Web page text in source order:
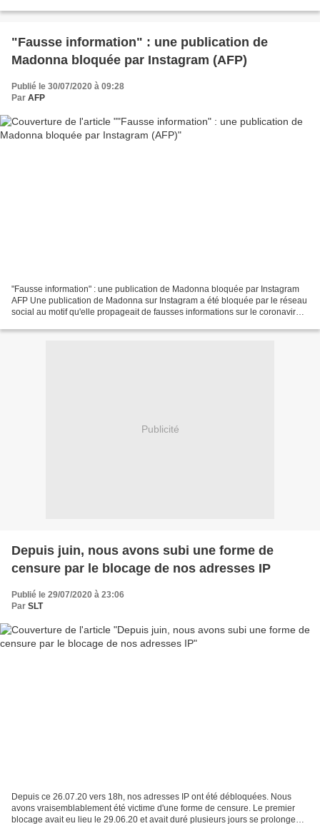
"Fausse information" : une publication de
Madonna bloquée par Instagram (AFP)
Publié le 30/07/2020 à 09:28
Par AFP
"Fausse information" : une publication de Madonna bloquée par Instagram
AFP Une publication de Madonna sur Instagram a été bloquée par le réseau
social au motif qu'elle propageait de fausses informations sur le coronavirus,
Publicité
Depuis juin, nous avons subi une forme de
censure par le blocage de nos adresses IP
Publié le 29/07/2020 à 23:06
Par SLT
Depuis ce 26.07.20 vers 18h, nos adresses IP ont été débloquées. Nous
avons vraisemblablement été victime d'une forme de censure. Le premier
blocage avait eu lieu le 29.06.20 et avait duré plusieurs jours se prolongeant